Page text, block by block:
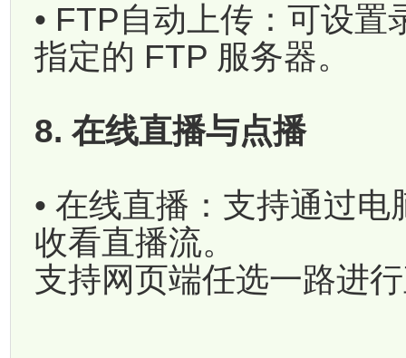
• FTP自动上传：可设
指定的 FTP 服务器。
8. 在线直播与点播
• 在线直播：支持通过
收看直播流。
支持网页端任选一路进